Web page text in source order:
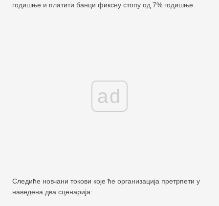
годишње и платити банци фиксну стопу од 7% годишње.
ad
Следиће новчани токови које ће организација претрпети у
наведена два сценарија: